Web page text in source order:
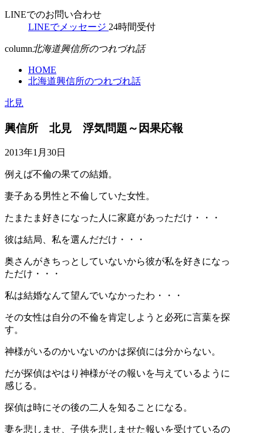
LINEでのお問い合わせ
LINEでメッセージ 24時間受付
column北海道興信所のつれづれ話
HOME
北海道興信所のつれづれ話
北見
興信所 北見 浮気問題～因果応報
2013年1月30日
例えば不倫の果ての結婚。
妻子ある男性と不倫していた女性。
たまたま好きになった人に家庭があっただけ・・・
彼は結局、私を選んだだけ・・・
奥さんがきちっとしていないから彼が私を好きになっ
ただけ・・・
私は結婚なんて望んでいなかったわ・・・
その女性は自分の不倫を肯定しようと必死に言葉を探
す。
神様がいるのかいないのかは探偵には分からない。
だが探偵はやはり神様がその報いを与えているように
感じる。
探偵は時にその後の二人を知ることになる。
妻を悲しませ、子供を悲しませた報いを受けているの